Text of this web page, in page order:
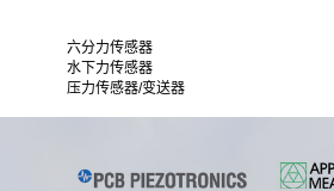
六分力传感器
水下力传感器
压力传感器/变送器